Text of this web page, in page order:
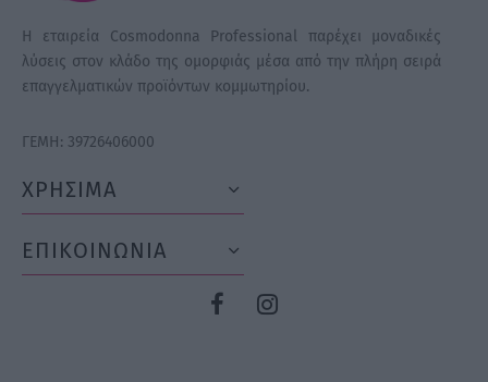
Η εταιρεία Cosmodonna Professional παρέχει μοναδικές
λύσεις στον κλάδο της ομορφιάς μέσα από την πλήρη σειρά
επαγγελματικών προϊόντων κομμωτηρίου.
ΓΕΜΗ: 39726406000
ΧΡΗΣΙΜΑ
ΕΠΙΚΟΙΝΩΝΙΑ